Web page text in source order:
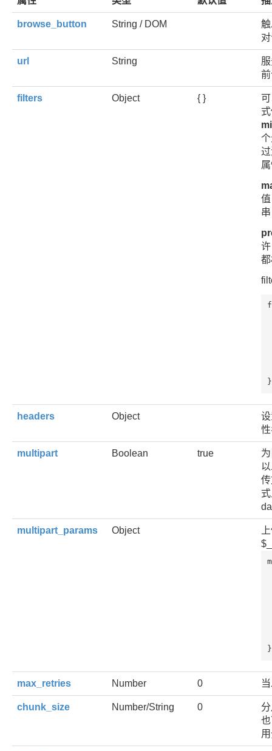
browse_button String / DOM
url String
filters Object { }
}
headers Object
multipart Boolean true
为
multipart_params Object
}
max_retries Number 0
chunk_size Number/String 0